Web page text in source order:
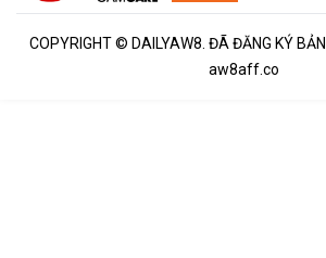
COPYRIGHT © DAILYAW8. ĐÃ ĐĂNG KÝ
aw8aff.co